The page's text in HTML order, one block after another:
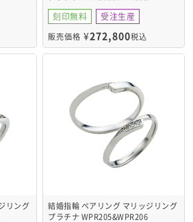
刻印無料 受注生産
販売価格 ¥272,800税込
リング
結婚指輪 ペアリング マリッジリング
プラチナ WPR205&WPR206